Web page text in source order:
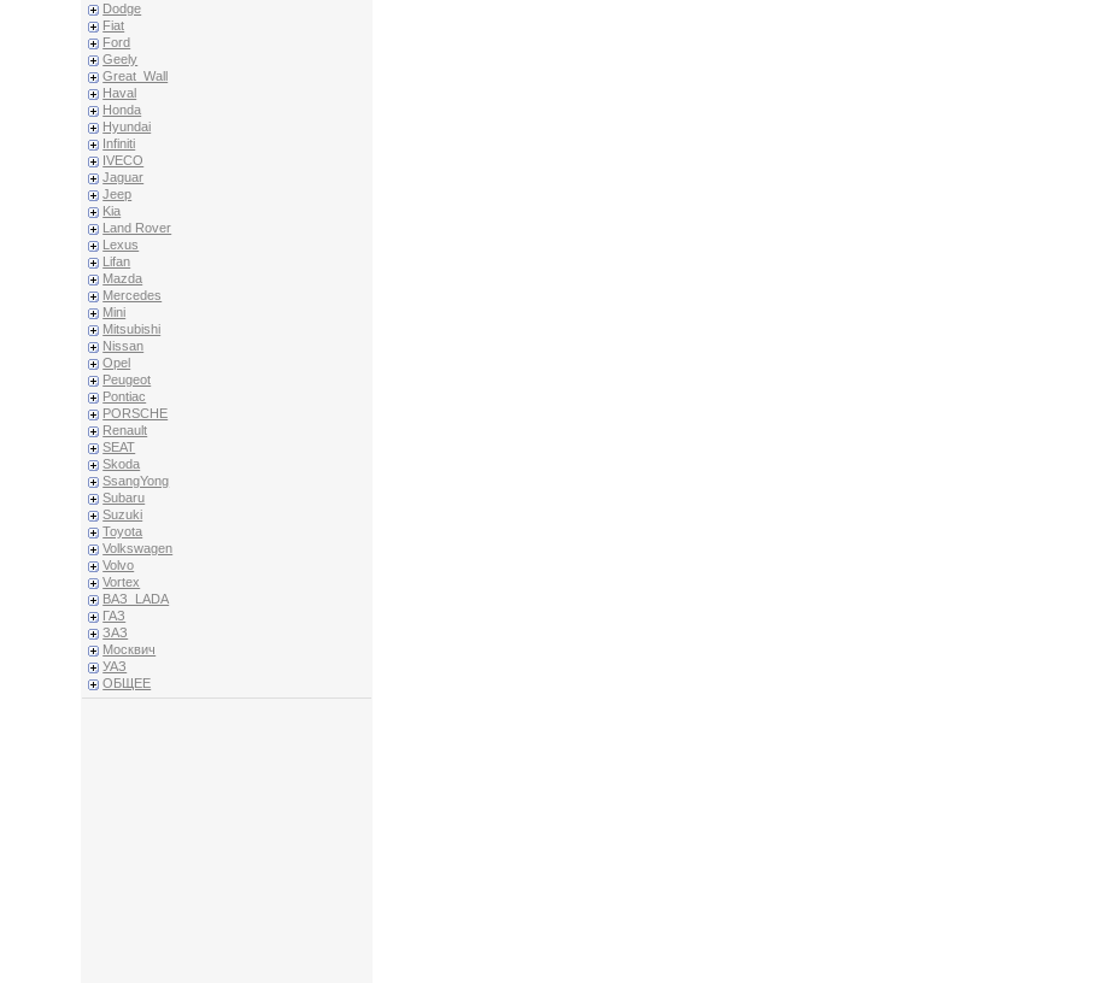
Dodge
Fiat
Ford
Geely
Great_Wall
Haval
Honda
Hyundai
Infiniti
IVECO
Jaguar
Jeep
Kia
Land Rover
Lexus
Lifan
Mazda
Mercedes
Mini
Mitsubishi
Nissan
Opel
Peugeot
Pontiac
PORSCHE
Renault
SEAT
Skoda
SsangYong
Subaru
Suzuki
Toyota
Volkswagen
Volvo
Vortex
ВАЗ_LADA
ГАЗ
ЗАЗ
Москвич
УАЗ
ОБЩЕЕ